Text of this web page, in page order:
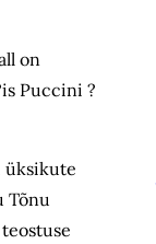
on
Puccini ?
üksikute
Tõnu